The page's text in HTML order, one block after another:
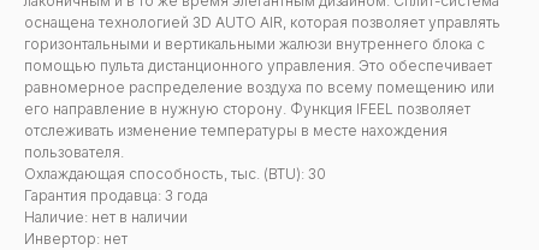
оснащена технологией 3D AUTO AIR, которая позволяет управлять
горизонтальными и вертикальными жалюзи внутреннего блока с
помощью пульта дистанционного управления. Это обеспечивает
равномерное распределение воздуха по всему помещению или
его направление в нужную сторону. Функция IFEEL позволяет
отслеживать изменение температуры в месте нахождения
пользователя.
Охлаждающая способность, тыс. (BTU): 30
Гарантия продавца: 3 года
Наличие: нет в наличии
Инвертор: нет